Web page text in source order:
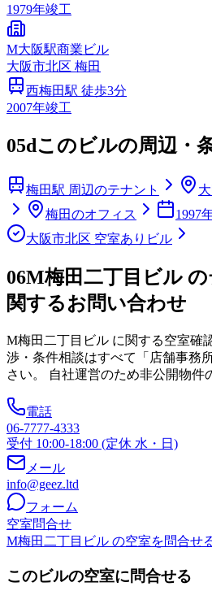
1979年竣工
M大阪駅商業ビル
大阪市北区 梅田
西梅田駅 徒歩3分
2007年竣工
05dこのビルの周辺・
梅田駅 周辺のテナント
梅田のオフィス
1997
大阪市北区 空室ありビル
06M梅田二丁目ビル
関するお問い合わせ
M梅田二丁目ビル に関する空室確
渉・条件相談はすべて「店舗事務
さい。 自社運営のため非公開物件
電話
06-7777-4333
受付 10:00-18:00 (定休 水・日)
メール
info@geez.ltd
フォーム
空室問合せ
M梅田二丁目ビル の空室を問合せ
このビルの空室に問合せる